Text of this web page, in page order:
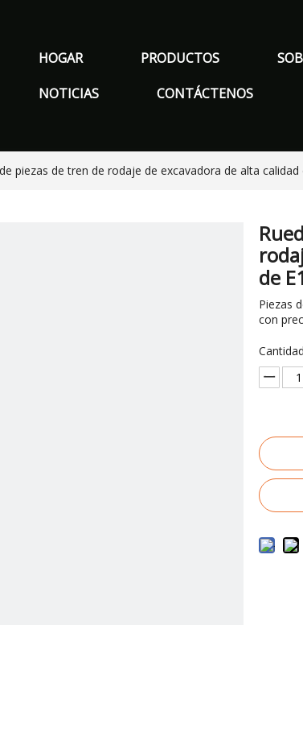
HOGAR PRODUCTOS
NOTICIAS
CONTÁCTENOS
piezas de tren de rodaje de excavadora de alta calidad
de
Piezas
con